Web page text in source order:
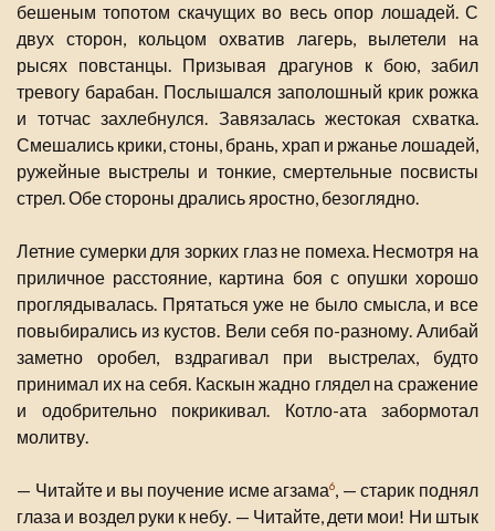
бешеным топотом скачущих во весь опор лошадей. С
двух сторон, кольцом охватив лагерь, вылетели на
рысях повстанцы. Призывая драгунов к бою, забил
тревогу барабан. Послышался заполошный крик рожка
и тотчас захлебнулся. Завязалась жестокая схватка.
Смешались крики, стоны, брань, храп и ржанье лошадей,
ружейные выстрелы и тонкие, смертельные посвисты
стрел. Обе стороны дрались яростно, безоглядно.
Летние сумерки для зорких глаз не помеха. Несмотря на
приличное расстояние, картина боя с опушки хорошо
проглядывалась. Прятаться уже не было смысла, и все
повыбирались из кустов. Вели себя по-разному. Алибай
заметно оробел, вздрагивал при выстрелах, будто
принимал их на себя. Каскын жадно глядел на сражение
и одобрительно покрикивал. Котло-ата забормотал
молитву.
— Читайте и вы поучение исме агзама6, — старик поднял
глаза и воздел руки к небу. — Читайте, дети мои! Ни штык